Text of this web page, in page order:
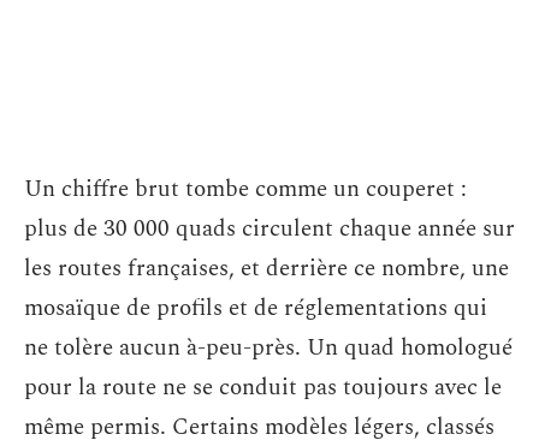
Un chiffre brut tombe comme un couperet :
plus de 30 000 quads circulent chaque année sur
les routes françaises, et derrière ce nombre, une
mosaïque de profils et de réglementations qui
ne tolère aucun à-peu-près. Un quad homologué
pour la route ne se conduit pas toujours avec le
même permis. Certains modèles légers, classés